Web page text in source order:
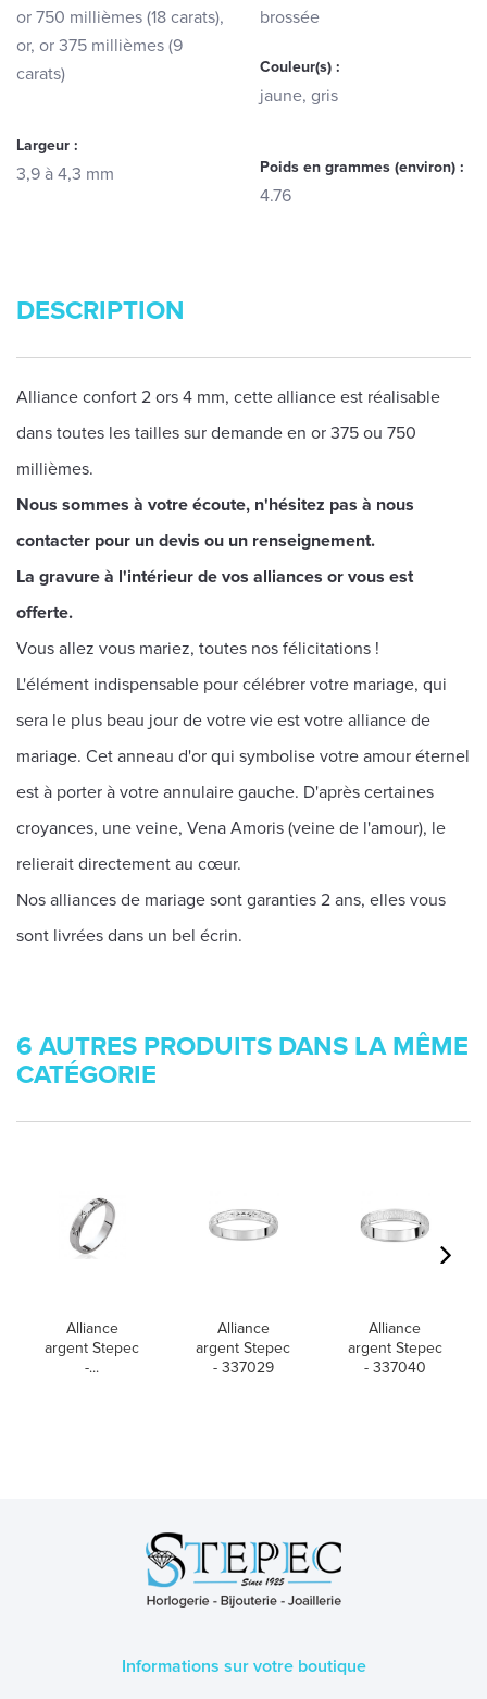
or 750 millièmes (18 carats),
or, or 375 millièmes (9
carats)
brossée
Couleur(s) :
jaune, gris
Largeur :
3,9 à 4,3 mm Poids en grammes (environ) :
4.76
DESCRIPTION
Alliance confort 2 ors 4 mm, cette alliance est réalisable
dans toutes les tailles sur demande en or 375 ou 750
millièmes.
Nous sommes à votre écoute, n'hésitez pas à nous
contacter pour un devis ou un renseignement.
La gravure à l'intérieur de vos alliances or vous est
offerte.
Vous allez vous mariez, toutes nos félicitations !
L'élément indispensable pour célébrer votre mariage, qui
sera le plus beau jour de votre vie est votre alliance de
mariage. Cet anneau d'or qui symbolise votre amour éternel
est à porter à votre annulaire gauche. D'après certaines
croyances, une veine, Vena Amoris (veine de l'amour), le
relierait directement au cœur.
Nos alliances de mariage sont garanties 2 ans, elles vous
sont livrées dans un bel écrin.
6 AUTRES PRODUITS DANS LA MÊME
CATÉGORIE
Alliance
argent Stepec
-...
Alliance
argent Stepec
- 337029
Alliance
argent Stepec
- 337040
Informations sur votre boutique